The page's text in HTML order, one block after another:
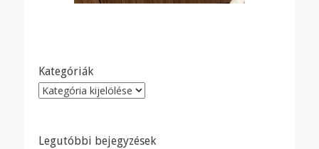
Kategóriák
Kategóriák
Legutóbbi bejegyzések